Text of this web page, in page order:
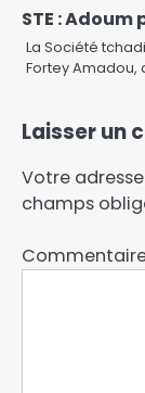
STE :
La Société
Fortey Amadou,
Laisser un
Votre
champs